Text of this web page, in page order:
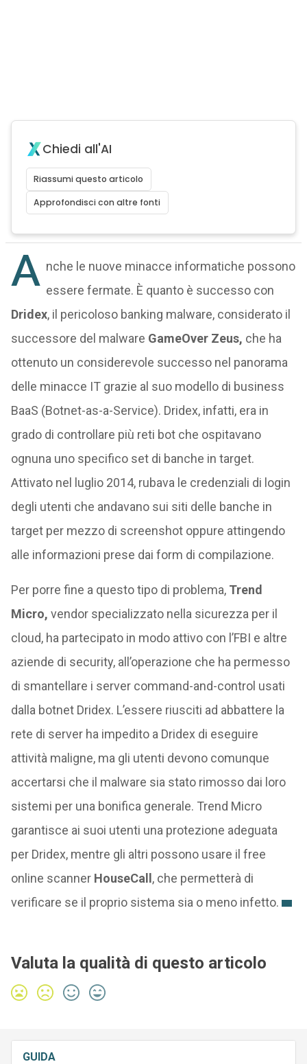
Chiedi all'AI
Riassumi questo articolo
Approfondisci con altre fonti
A nche le nuove minacce informatiche possono
essere fermate. È quanto è successo con
Dridex, il pericoloso banking malware, considerato il
successore del malware GameOver Zeus, che ha
ottenuto un considerevole successo nel panorama
delle minacce IT grazie al suo modello di business
BaaS (Botnet-as-a-Service). Dridex, infatti, era in
grado di controllare più reti bot che ospitavano
ognuna uno specifico set di banche in target.
Attivato nel luglio 2014, rubava le credenziali di login
degli utenti che andavano sui siti delle banche in
target per mezzo di screenshot oppure attingendo
alle informazioni prese dai form di compilazione.
Per porre fine a questo tipo di problema, Trend
Micro, vendor specializzato nella sicurezza per il
cloud, ha partecipato in modo attivo con l’FBI e altre
aziende di security, all’operazione che ha permesso
di smantellare i server command-and-control usati
dalla botnet Dridex. L’essere riusciti ad abbattere la
rete di server ha impedito a Dridex di eseguire
attività maligne, ma gli utenti devono comunque
accertarsi che il malware sia stato rimosso dai loro
sistemi per una bonifica generale. Trend Micro
garantisce ai suoi utenti una protezione adeguata
per Dridex, mentre gli altri possono usare il free
online scanner HouseCall , che permetterà di
verificare se il proprio sistema sia o meno infetto.
Valuta la qualità di questo articolo
GUIDA